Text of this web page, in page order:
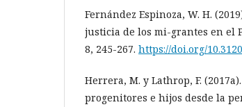
Fernández Espinoza, W. H.
justicia de los mi-grantes en el
8, 245-267. https://doi.org/
Herrera, M. y Lathrop, F.
progenitores e hijos desde la